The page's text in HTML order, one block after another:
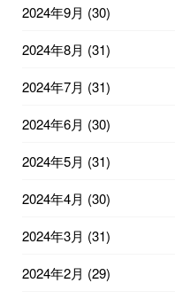
2024年9月 (30)
2024年8月 (31)
2024年7月 (31)
2024年6月 (30)
2024年5月 (31)
2024年4月 (30)
2024年3月 (31)
2024年2月 (29)